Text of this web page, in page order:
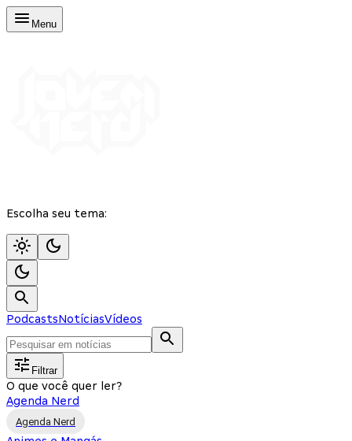
Menu
Escolha seu tema:
PodcastsNotíciasVídeos
Filtrar
O que você quer ler?
Agenda Nerd
Agenda Nerd